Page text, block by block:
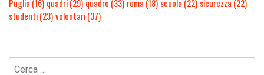
Puglia (16) quadri(29) quadro (33) roma (18) scuola (22) sicurezza (22)
studenti(23)volontari(37)